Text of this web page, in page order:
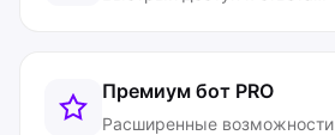
Премиум бот PRO
Расширенные возможности